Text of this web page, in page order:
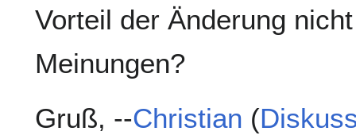
Vorteil der Änderung
Meinungen?
Gruß, --Christian (